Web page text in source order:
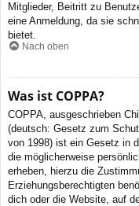
Mitglieder, Beitritt zu
eine Anmeldung, da sie
bietet.
Nach oben
Was ist COPPA?
COPPA, ausgeschrieben
(deutsch: Gesetz zum
von 1998) ist ein Gesetz in
die möglicherweise
erheben, hierzu die
Erziehungsberechtigten
dich oder die Website, auf